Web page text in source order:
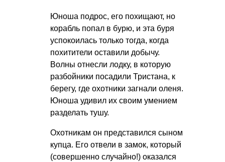
Юноша подрос, его похищают, но
корабль попал в бурю, и эта буря
успокоилась только тогда, когда
похитители оставили добычу.
Волны отнесли лодку, в которую
разбойники посадили Тристана, к
берегу, где охотники загнали оленя.
Юноша удивил их своим умением
разделать тушу.
Охотникам он представился сыном
купца. Его отвели в замок, который
(совершенно случайно!) оказался